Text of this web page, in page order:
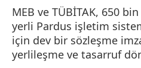
MEB ve TÜBİTAK, 650
yerli Pardus işletim
için dev bir sözleşme
yerlileşme ve tasarruf